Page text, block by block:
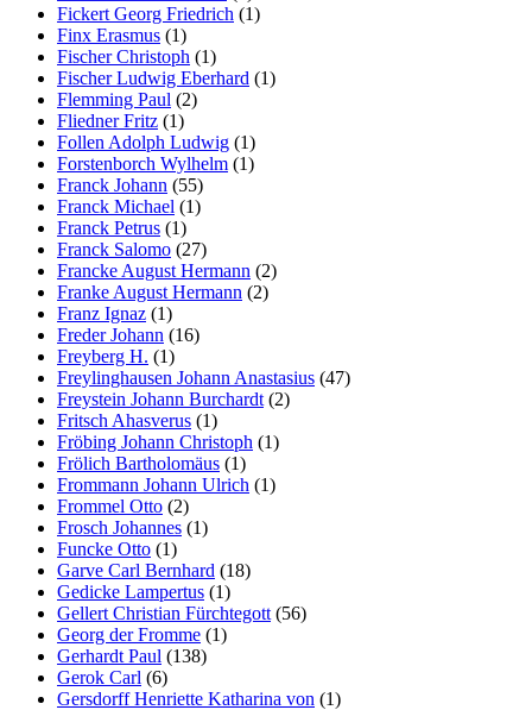
Fickert Georg Friedrich (1)
Finx Erasmus (1)
Fischer Christoph (1)
Fischer Ludwig Eberhard (1)
Flemming Paul (2)
Fliedner Fritz (1)
Follen Adolph Ludwig (1)
Forstenborch Wylhelm (1)
Franck Johann (55)
Franck Michael (1)
Franck Petrus (1)
Franck Salomo (27)
Francke August Hermann (2)
Franke August Hermann (2)
Franz Ignaz (1)
Freder Johann (16)
Freyberg H. (1)
Freylinghausen Johann Anastasius (47)
Freystein Johann Burchardt (2)
Fritsch Ahasverus (1)
Fröbing Johann Christoph (1)
Frölich Bartholomäus (1)
Frommann Johann Ulrich (1)
Frommel Otto (2)
Frosch Johannes (1)
Funcke Otto (1)
Garve Carl Bernhard (18)
Gedicke Lampertus (1)
Gellert Christian Fürchtegott (56)
Georg der Fromme (1)
Gerhardt Paul (138)
Gerok Carl (6)
Gersdorff Henriette Katharina von (1)